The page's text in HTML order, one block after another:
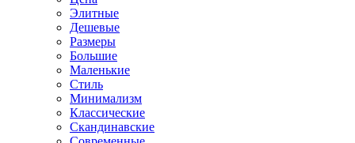
Элитные
Дешевые
Размеры
Большие
Маленькие
Стиль
Минимализм
Классические
Скандинавские